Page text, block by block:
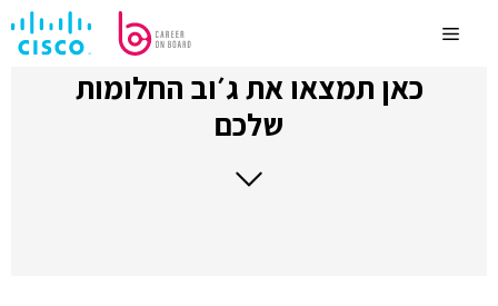
לתוכןMenu
כאן תמצאו את ג׳וב החלומות
שלכם